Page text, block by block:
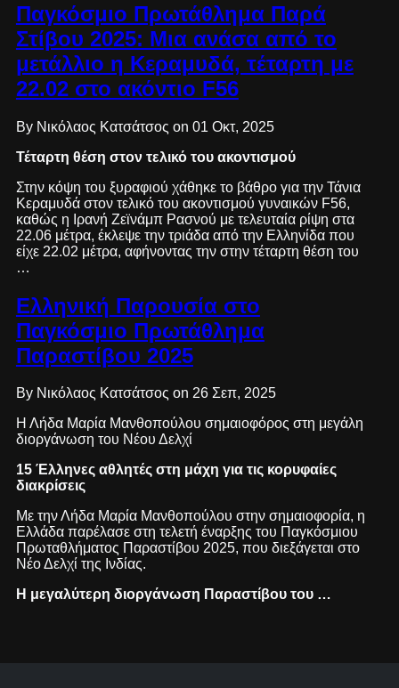
Παγκόσμιο Πρωτάθλημα Παρά
Στίβου 2025: Μια ανάσα από το
μετάλλιο η Κεραμυδά, τέταρτη με
22.02 στο ακόντιο F56
By Νικόλαος Κατσάτσος on 01 Οκτ, 2025
Τέταρτη θέση στον τελικό του ακοντισμού
Στην κόψη του ξυραφιού χάθηκε το βάθρο για την Τάνια
Κεραμυδά στον τελικό του ακοντισμού γυναικών F56,
καθώς η Ιρανή Ζεϊνάμπ Ρασνού με τελευταία ρίψη στα
22.06 μέτρα, έκλεψε την τριάδα από την Ελληνίδα που
είχε 22.02 μέτρα, αφήνοντας την στην τέταρτη θέση του
…
Ελληνική Παρουσία στο
Παγκόσμιο Πρωτάθλημα
Παραστίβου 2025
By Νικόλαος Κατσάτσος on 26 Σεπ, 2025
Η Λήδα Μαρία Μανθοπούλου σημαιοφόρος στη μεγάλη
διοργάνωση του Νέου Δελχί
15 Έλληνες αθλητές στη μάχη για τις κορυφαίες
διακρίσεις
Με την Λήδα Μαρία Μανθοπούλου στην σημαιοφορία, η
Ελλάδα παρέλασε στη τελετή έναρξης του Παγκόσμιου
Πρωταθλήματος Παραστίβου 2025, που διεξάγεται στο
Νέο Δελχί της Ινδίας.
Η μεγαλύτερη διοργάνωση Παραστίβου του …